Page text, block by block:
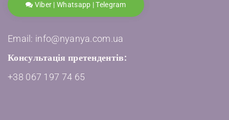
Viber | Whatsapp | Telegram
Email: info@nyanya.com.ua
Консультація претендентів:
+38 067 197 74 65